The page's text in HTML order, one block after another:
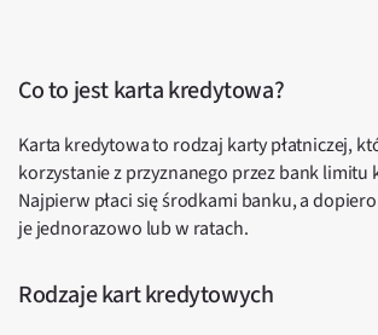
Co to jest karta kredytowa?
Karta kredytowa to rodzaj karty płatniczej,
korzystanie z przyznanego przez bank limitu
Najpierw płaci się środkami banku, a
je jednorazowo lub w ratach.
Rodzaje kart kredytowych